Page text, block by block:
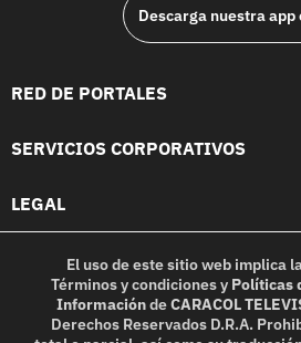
Descarga nuestra app
RED DE PORTALES
SERVICIOS CORPORATIVOS
LEGAL
El uso de este sitio web implica
Términos y condicionesy Políticas
InformacióndeCARACOL
Derechos Reservados D.R.A.